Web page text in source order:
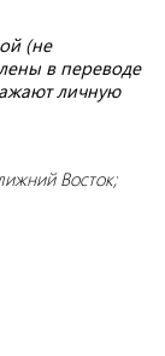
(не
в переводе
личную
Восток;